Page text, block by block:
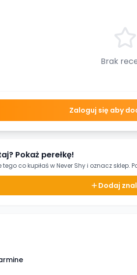
Brak
Zaloguj się aby
Pokaż perełkę!
tego co kupiłaś wNever Shyi oznacz sklep.
Dodaj